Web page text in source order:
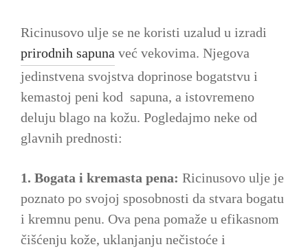
Ricinusovo ulje se ne koristi uzalud u izradi
prirodnih sapuna već vekovima. Njegova
jedinstvena svojstva doprinose bogatstvu i
kemastoj peni kod sapuna, a istovremeno
deluju blago na kožu. Pogledajmo neke od
glavnih prednosti:
1. Bogata i kremasta pena: Ricinusovo ulje je
poznato po svojoj sposobnosti da stvara bogatu
i kremnu penu. Ova pena pomaže u efikasnom
čišćenju kože, uklanjanju nečistoće i